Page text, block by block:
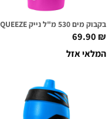
בקבוק מים 530 מ"ל נייק NIKE HYPERFUEL SQUEEZE ורוד מסטיק/לבן
69.90₪
המלאי אזל